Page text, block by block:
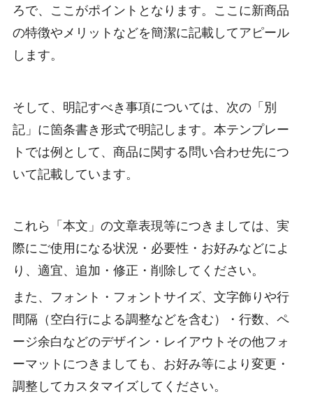
ろで、ここがポイントとなります。ここに新商品
の特徴やメリットなどを簡潔に記載してアピール
します。
そして、明記すべき事項については、次の「別
記」に箇条書き形式で明記します。本テンプレー
トでは例として、商品に関する問い合わせ先につ
いて記載しています。
これら「本文」の文章表現等につきましては、実
際にご使用になる状況・必要性・お好みなどによ
り、適宜、追加・修正・削除してください。
また、フォント・フォントサイズ、文字飾りや行
間隔（空白行による調整などを含む）・行数、ペ
ージ余白などのデザイン・レイアウトその他フォ
ーマットにつきましても、お好み等により変更・
調整してカスタマイズしてください。